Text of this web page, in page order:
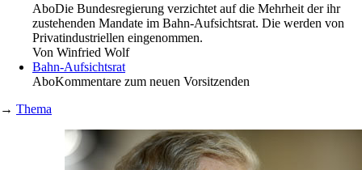
AboDie Bundesregierung verzichtet auf die Mehrheit der ihr
zustehenden Mandate im Bahn-Aufsichtsrat. Die werden von
Privatindustriellen eingenommen.
Von Winfried Wolf
Bahn-Aufsichtsrat
AboKommentare zum neuen Vorsitzenden
→ Thema